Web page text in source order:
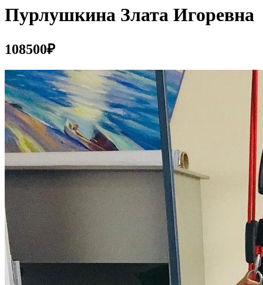
Пурлушкина Злата Игоревна
108500₽